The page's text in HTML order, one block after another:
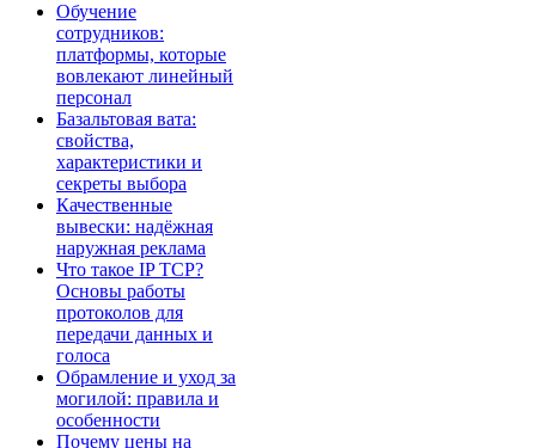
Обучение
сотрудников:
платформы, которые
вовлекают линейный
персонал
Базальтовая вата:
свойства,
характеристики и
секреты выбора
Качественные
вывески: надёжная
наружная реклама
Что такое IP TCP?
Основы работы
протоколов для
передачи данных и
голоса
Обрамление и уход за
могилой: правила и
особенности
Почему цены на